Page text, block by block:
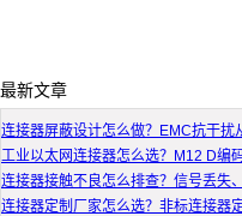
最新文章
连接器屏蔽设计怎么做？EMC抗干扰
工业以太网连接器怎么选？M12 D编
连接器接触不良怎么排查？信号丢失
连接器定制厂家怎么选？非标连接器